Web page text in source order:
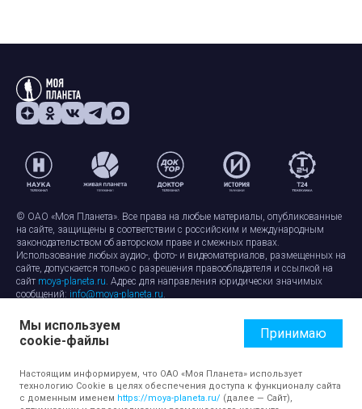
© ОАО «Моя Планета». Все права на любые материалы, опубликованные
на сайте, защищены в соответствии с российским и международным
законодательством об авторском праве и смежных правах.
Использование любых аудио-, фото- и видеоматериалов, размещенных на
сайте, допускается только с разрешения правообладателя и ссылкой на
сайт moya-planeta.ru. Адрес для направления юридически значимых
сообщений: info@moya-planeta.ru.
Правила сайтаРабота с cookie-файлами
Защита персональных данных
Обработка персональных данных
Мы используем
cookie-файлы
Принимаю
Настоящим информируем, что ОАО «Моя Планета» использует
технологию Cookie в целях обеспечения доступа к функционалу сайта
с доменным именем https://moya-planeta.ru/ (далее — Сайт),